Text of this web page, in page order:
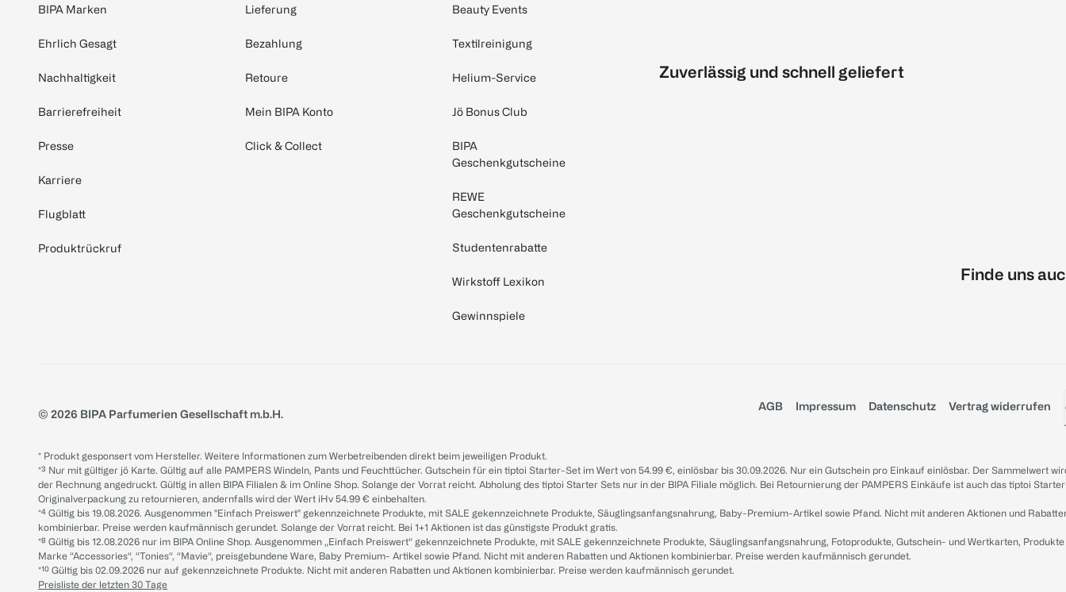
BIPA Marken
Ehrlich Gesagt
Nachhaltigkeit
Barrierefreiheit
Presse
Karriere
Flugblatt
Produktrückruf
Lieferung
Bezahlung
Retoure
Mein BIPA Konto
Click & Collect
Beauty Events
Textilreinigung
Helium-Service
Jö Bonus Club
BIPA
Geschenkgutscheine
REWE
Geschenkgutscheine
Studentenrabatte
Wirkstoff Lexikon
Gewinnspiele
Zuverlässig und schnell geliefert
Finde uns
© 2026 BIPA Parfumerien Gesellschaft m.b.H.
AGB Impressum Datenschutz Vertrag widerrufen
* Produkt gesponsert vom Hersteller. Weitere Informationen zum Werbetreibenden direkt beim jeweiligen Produkt.
*³ Nur mit gültiger jö Karte. Gültig auf alle PAMPERS Windeln, Pants und Feuchttücher. Gutschein für ein tiptoi Starter-Set im Wert von 54.99 €, einlösbar bis 30.09.2026. Nur ein Gutschein pro Einkauf einlösbar. Der Sammelwert
der Rechnung angedruckt. Gültig in allen BIPA Filialen & im Online Shop. Solange der Vorrat reicht. Abholung des tiptoi Starter Sets nur in der BIPA Filiale möglich. Bei Retournierung der PAMPERS Einkäufe ist auch das tiptoi
Originalverpackung zu retournieren, andernfalls wird der Wert iHv 54.99 € einbehalten.
*⁴ Gültig bis 19.08.2026. Ausgenommen "Einfach Preiswert" gekennzeichnete Produkte, mit SALE gekennzeichnete Produkte, Säuglingsanfangsnahrung, Baby-Premium-Artikel sowie Pfand. Nicht mit anderen Aktionen und
kombinierbar. Preise werden kaufmännisch gerundet. Solange der Vorrat reicht. Bei 1+1 Aktionen ist das günstigste Produkt gratis.
*⁸ Gültig bis 12.08.2026 nur im BIPA Online Shop. Ausgenommen „Einfach Preiswert“ gekennzeichnete Produkte, mit SALE gekennzeichnete Produkte, Säuglingsanfangsnahrung, Fotoprodukte, Gutschein- und Wertkarten,
Marke “Accessories“, “Tonies“, “Mavie“, preisgebundene Ware, Baby Premium- Artikel sowie Pfand. Nicht mit anderen Rabatten und Aktionen kombinierbar. Preise werden kaufmännisch gerundet.
*¹⁰ Gültig bis 02.09.2026 nur auf gekennzeichnete Produkte. Nicht mit anderen Rabatten und Aktionen kombinierbar. Preise werden kaufmännisch gerundet.
Preisliste der letzten 30 Tage